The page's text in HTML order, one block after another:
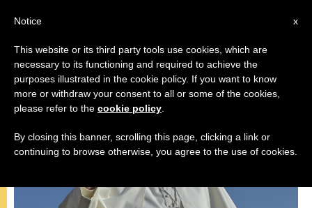
INCONTRI ,PAPI,VIAGGI
x
Notice
This website or its third party tools use cookies, which are
necessary to its functioning and required to achieve the
purposes illustrated in the cookie policy. If you want to know
more or withdraw your consent to all or some of the cookies,
please refer to the cookie policy
By closing this banner, scrolling this page, clicking a link or
continuing to browse otherwise, you agree to the use of cookies.